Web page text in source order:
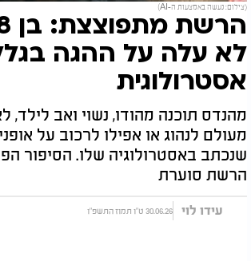
(צילום: נעשה באמצעות ה-AI)
לא עלה על ההגה
אסטרולוגית
מהנדס תוכנה מהודו, נשוי ואב לילד,
מעולם לנהוג או אפילו לרכוב על
שנכתב באסטרולוגיה שלו. הסיפור
הרשת סוערת
עידו לוי 30.06.26 ט"ו תמוז התשפ"ו